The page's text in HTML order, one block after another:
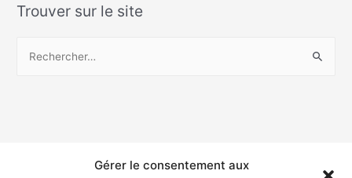
Gérer le consentement aux
Trouver sur le site